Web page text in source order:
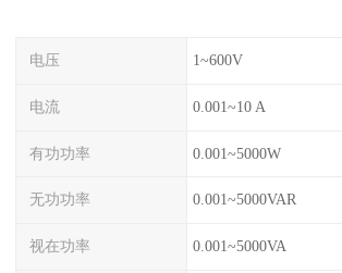
电压 1~600V
电流 0.001~10 A
有功功率 0.001~5000W
无功功率 0.001~5000VAR
视在功率 0.001~5000VA